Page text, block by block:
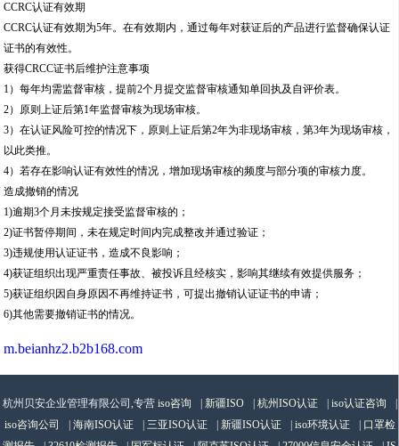
CCRC认证有效期
CCRC认证有效期为5年。在有效期内，通过每年对获证后的产品进行监督确保认证
证书的有效性。
获得CRCC证书后维护注意事项
1）每年均需监督审核，提前2个月提交监督审核通知单回执及自评价表。
2）原则上证后第1年监督审核为现场审核。
3）在认证风险可控的情况下，原则上证后第2年为非现场审核，第3年为现场审核，
以此类推。
4）若存在影响认证有效性的情况，增加现场审核的频度与部分项的审核力度。
造成撤销的情况
1)逾期3个月未按规定接受监督审核的；
2)证书暂停期间，未在规定时间内完成整改并通过验证；
3)违规使用认证证书，造成不良影响；
4)获证组织出现严重责任事故、被投诉且经核实，影响其继续有效提供服务；
5)获证组织因自身原因不再维持证书，可提出撤销认证证书的申请；
6)其他需要撤销证书的情况。
m.beianhz2.b2b168.com
杭州贝安企业管理有限公司,专营 iso咨询 新疆ISO 杭州ISO认证 iso认证咨询
iso咨询公司
海南ISO认证 三亚ISO认证 新疆ISO认证 iso环境认证
口罩检